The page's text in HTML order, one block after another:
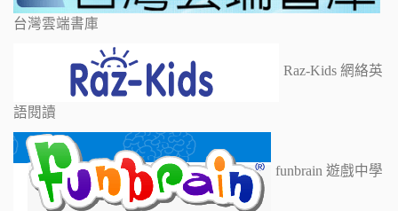
台灣雲端書庫
Raz-Kids 網絡英
語閱讀
funbrain 遊戲中學